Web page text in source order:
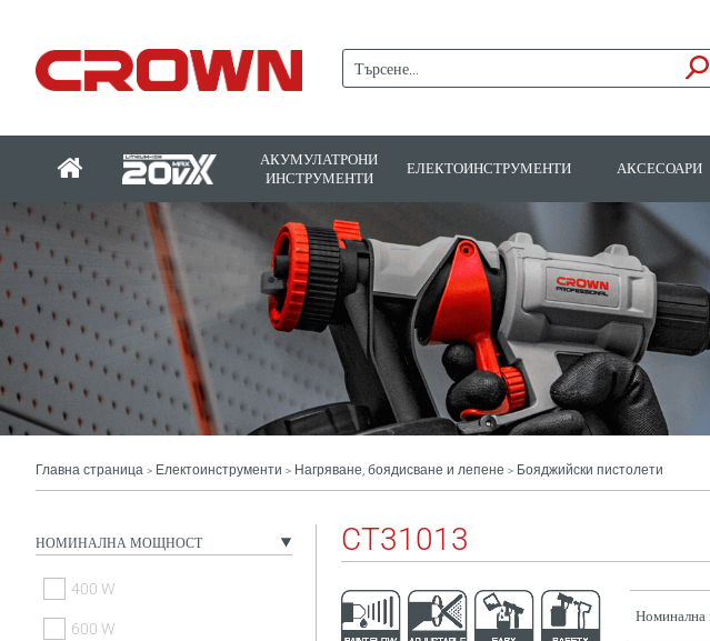
АКУМУЛАТРОНИ
ИНСТРУМЕНТИ
ЕЛЕКТОИНСТРУМЕНТИ АКСЕСОАРИ
Главна страница > Електоинструменти > Нагряване, боядисване и лепене > Бояджийски пистолети
НОМИНАЛНА МОЩНОСТ
400 W
600 W
CT31013